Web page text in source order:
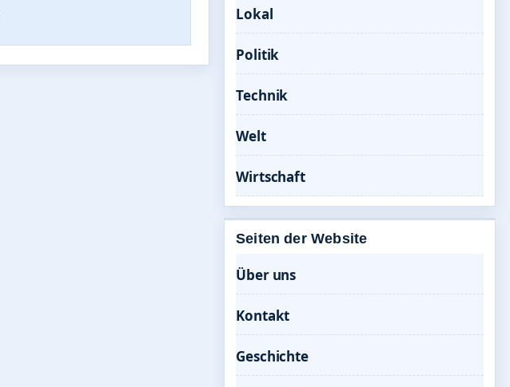
Lokal
Politik
Technik
Welt
Wirtschaft
Seiten der Website
Über uns
Kontakt
Geschichte